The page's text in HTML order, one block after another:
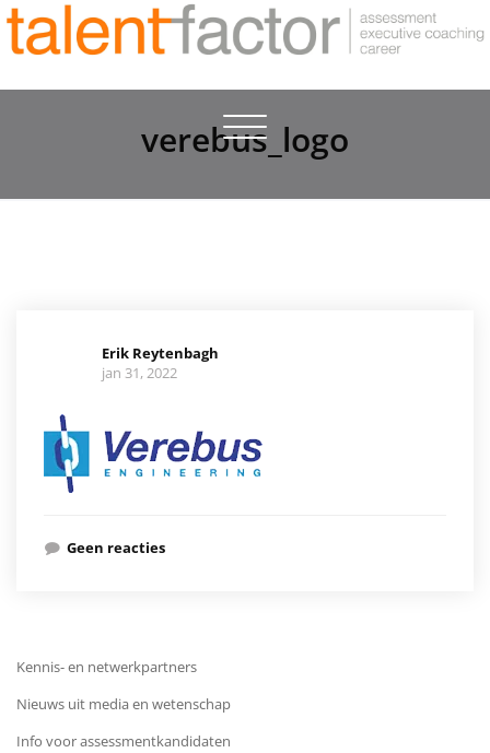
Toggle
navigation
verebus_logo
Erik Reytenbagh
jan 31, 2022
Geen reacties
Kennis- en netwerkpartners
Nieuws uit media en wetenschap
Info voor assessmentkandidaten